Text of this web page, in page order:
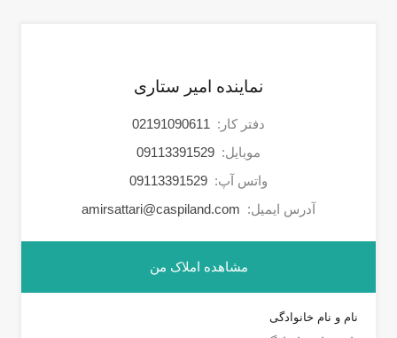
نماینده امیر ستاری
دفتر کار: 02191090611
موبایل: 09113391529
واتس آپ: 09113391529
آدرس ایمیل: amirsattari@caspiland.com
مشاهده املاک من
نام و نام خانوادگی